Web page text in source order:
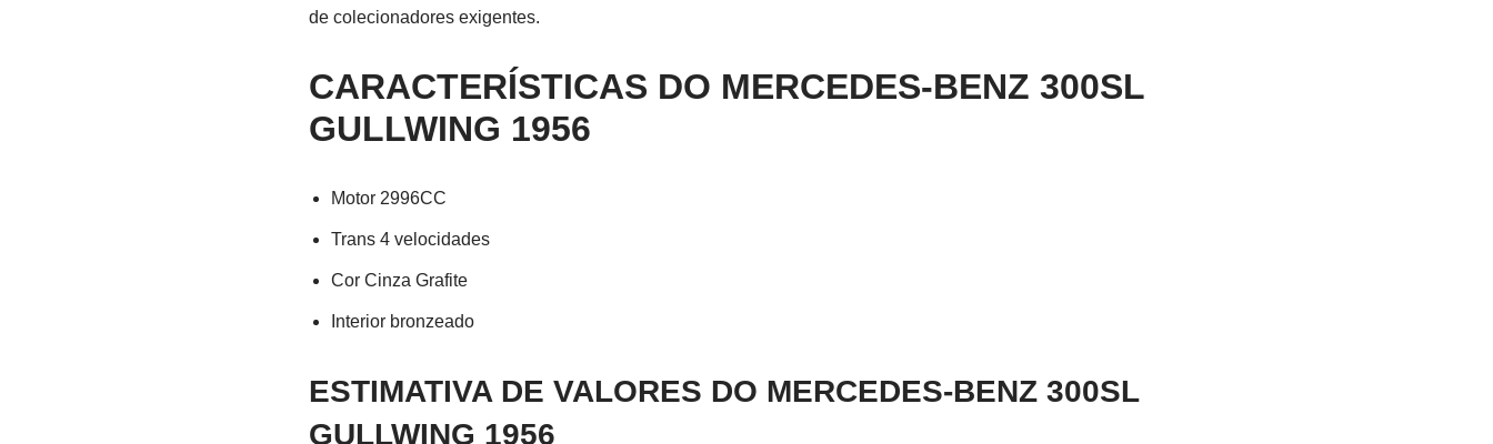
de colecionadores exigentes.
CARACTERÍSTICAS DO MERCEDES-BENZ 300SL
GULLWING 1956
Motor 2996CC
Trans 4 velocidades
Cor Cinza Grafite
Interior bronzeado
ESTIMATIVA DE VALORES DO MERCEDES-BENZ 300SL
GULLWING 1956